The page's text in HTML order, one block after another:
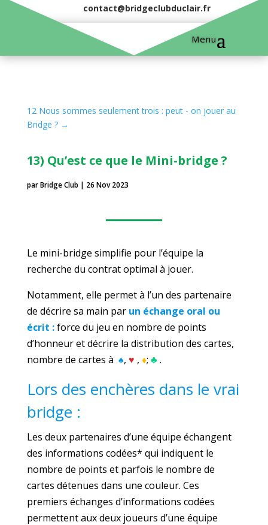
contact@bridgeclubduclair.fr
12 Nous sommes seulement trois : peut - on jouer au
Bridge ?→
13) Qu’est ce que le Mini-bridge ?
parBridge Club | 26 Nov 2023
Le mini-bridge simplifie pour l’équipe la
recherche du contrat optimal à jouer.
Notamment, elle permet à l’un des partenaire
de décrire sa main parun échange oral ou
écrit :force du jeu en nombre de points
d’honneur et décrire la distribution des cartes,
nombre de cartes à ♠, ♥ , ♦; ♣ .
Lors des enchères dans le vrai
bridge :
Les deux partenaires d’une équipe échangent
des informations codées* qui indiquent le
nombre de points et parfois le nombre de
cartes détenues dans une couleur. Ces
premiers échanges d’informations codées
permettent aux deux joueurs d’une équipe